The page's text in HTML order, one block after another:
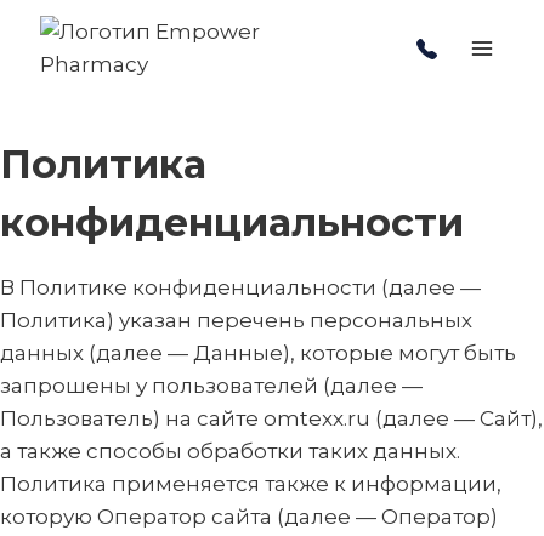
Перейти
содержимому
Политика
конфиденциальности
В Политике конфиденциальности (далее —
Политика) указан перечень персональных
данных (далее — Данные), которые могут быть
запрошены у пользователей (далее —
Пользователь) на сайте omtexx.ru (далее — Сайт),
а также способы обработки таких данных.
Политика применяется также к информации,
которую Оператор сайта (далее — Оператор)